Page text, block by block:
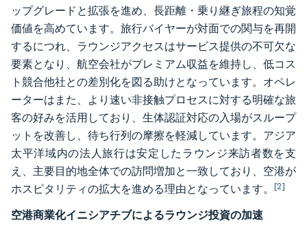
ップグレードと拡張を進め、長距離・乗り継ぎ旅程の知覚
価値を高めています。旅行バイヤーが対面での関与を再開
するにつれ、ラウンジアクセスはサービス提供の不可欠な
要素となり、航空会社がプレミアム収益を維持し、低コス
ト競合他社との差別化を図る助けとなっています。オペレ
ーターはまた、より速い非接触プロセスに対する明確な旅
客の好みを活用しており、生体認証対応の入場がスループ
ットを改善し、待ち行列の摩擦を軽減しています。アジア
太平洋域内の法人旅行は安定したラウンジ来訪者数を支
え、主要目的地全体での訪問増加と一致しており、空港が
ホスピタリティの拡大を進める理由となっています。 [2]
空港商業化イニシアチブによるラウンジ投資の加速